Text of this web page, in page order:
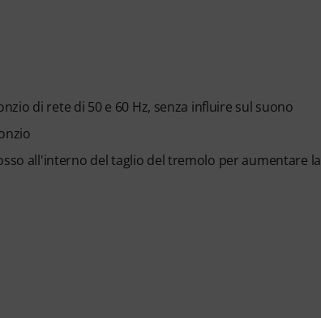
di rete di 50 e 60 Hz, senza influire sul suono
all'interno del taglio del tremolo per aumentare la